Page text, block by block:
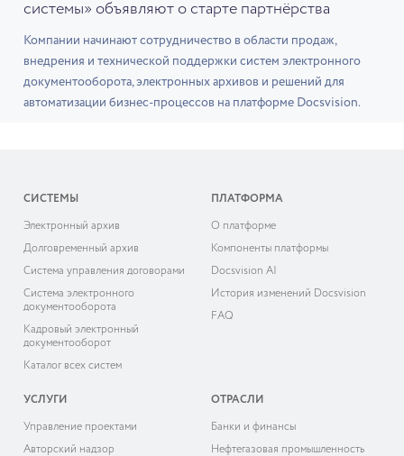
системы» объявляют о старте партнёрства
Компании начинают сотрудничество в области продаж,
внедрения и технической поддержки систем электронного
документооборота, электронных архивов и решений для
автоматизации бизнес-процессов на платформе Docsvision.
СИСТЕМЫ
Электронный архив
Долговременный архив
Система управления договорами
Система электронного
документооборота
Кадровый электронный
документооборот
Каталог всех систем
ПЛАТФОРМА
О платформе
Компоненты платформы
Docsvision AI
История изменений Docsvision
FAQ
УСЛУГИ
Управление проектами
Авторский надзор
ОТРАСЛИ
Банки и финансы
Нефтегазовая промышленность